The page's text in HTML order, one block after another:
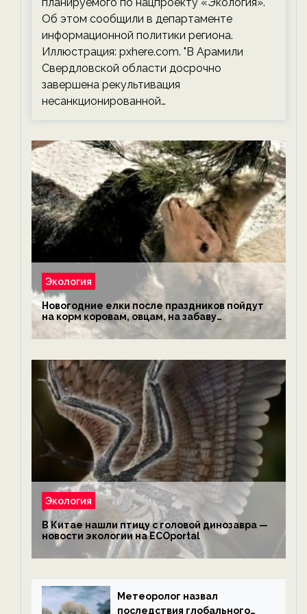
Об этом сообщили в департаменте
информационной политики региона.
Иллюстрация: pxhere.com. "В Арамили
Свердловской области досрочно
завершена рекультивация
несанкционированной…
Экология
Новогодние елки после праздников пойдут
на корм коровам, овцам, на забаву
обезьянам, львам и леопардам — новости
экологии на ECOportal
Экология
В Китае нашли птицу с головой динозавра —
новости экологии на ECOportal
Метеоролог назвал
последствия глобального